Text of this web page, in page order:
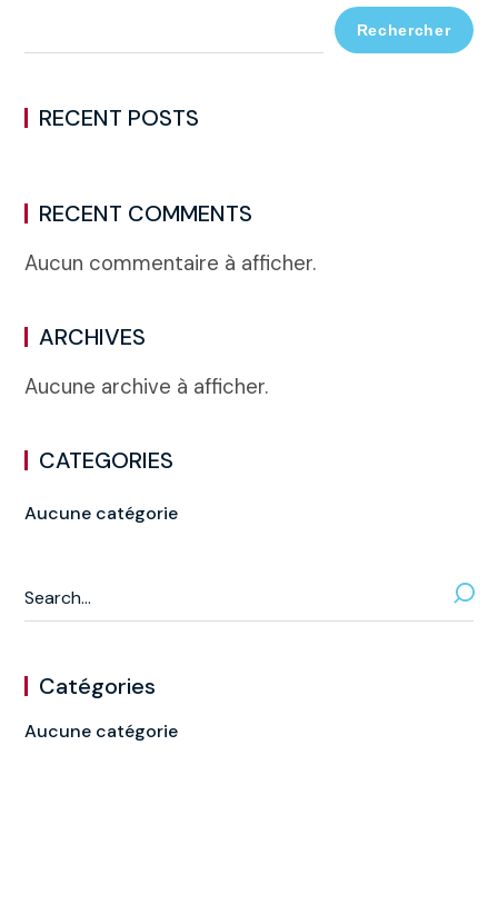
Rechercher
RECENT POSTS
RECENT COMMENTS
Aucun commentaire à afficher.
ARCHIVES
Aucune archive à afficher.
CATEGORIES
Aucune catégorie
Catégories
Aucune catégorie